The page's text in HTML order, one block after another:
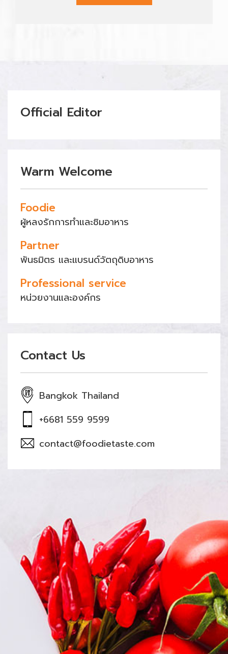
Official Editor
Warm Welcome
Foodie
ผู้หลงรักการทำและชิมอาหาร
Partner
พันธมิตร และแบรนด์วัตถุดิบอาหาร
Professional service
หน่วยงานและองค์กร
Contact Us
Bangkok Thailand
+6681 559 9599
contact@foodietaste.com